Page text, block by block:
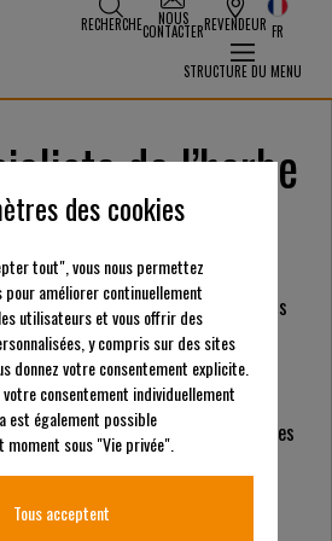
RECHERCHE NOUS
CONTACTERREVENDEUR FR
STRUCTURE DU MENU
de l’herbe
mulching
et des exigences élevées dans
du fauchage ?
la solution à votre besoin !
dense ou de broussailles, de pentes
vous trouverez le produit adéquat
des cookies
tout", vous nous permettez
améliorer continuellement
utilisateurs et vous offrir des
y compris sur des sites
donnez votre consentement explicite.
consentement individuellement
est également possible
sous "Vie privée".
Tous acceptent